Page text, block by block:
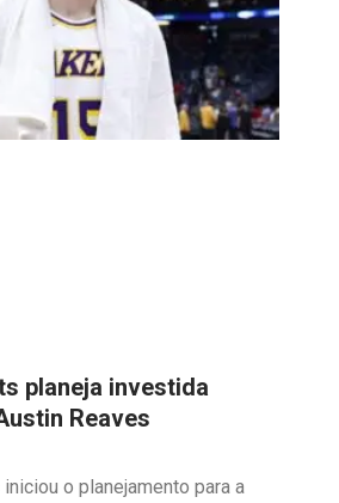
planeja investida
Reaves
o planejamento para a